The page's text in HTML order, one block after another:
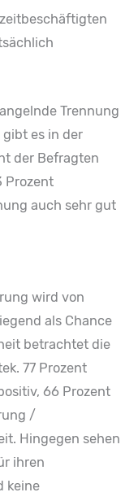
Trennung
es in der
der Befragten
Prozent
auch sehr gut
wird von
als Chance
betrachtet die
77 Prozent
66 Prozent
/
Hingegen sehen
ihren
keine